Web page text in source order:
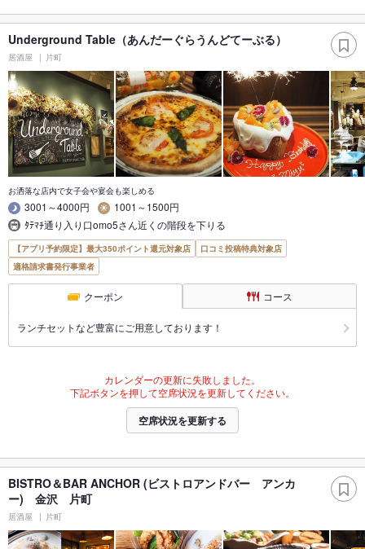
Underground Table（あんだーぐらうんどてーぶる）
居酒屋 片町
お洒落な店内で女子会や宴会も楽しめる
3001～4000円
1001～1500円
ﾀﾃﾏﾁ通り入り口omo5さん近くの階段を下りる
【アプリ予約限定】最大350ポイント還元対象店
口コミ投稿特典対象店
適格請求書発行事業者
クーポン コース
ランチセットなど豊富にご用意しております！
カレンダーの更新に失敗しました。
下記ボタンを押して空席状況を更新してください。
空席状況を更新する
BISTRO＆BAR ANCHOR (ビストロアンドバー アンカ
ー) 金沢 片町
居酒屋 片町